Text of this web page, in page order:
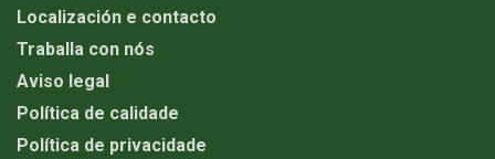
Localización e contacto
Traballa con nós
Aviso legal
Política de calidade
Política de privacidade